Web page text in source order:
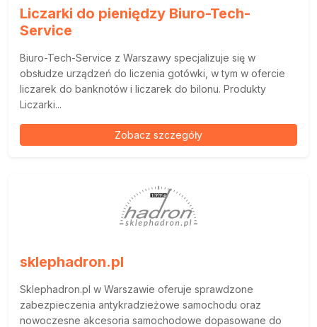
Liczarki do pieniędzy Biuro-Tech-
Service
Biuro-Tech-Service z Warszawy specjalizuje się w
obsłudze urządzeń do liczenia gotówki, w tym w ofercie
liczarek do banknotów i liczarek do bilonu. Produkty
Liczarki...
Zobacz szczegóły
sklephadron.pl
Sklephadron.pl w Warszawie oferuje sprawdzone
zabezpieczenia antykradzieżowe samochodu oraz
nowoczesne akcesoria samochodowe dopasowane do